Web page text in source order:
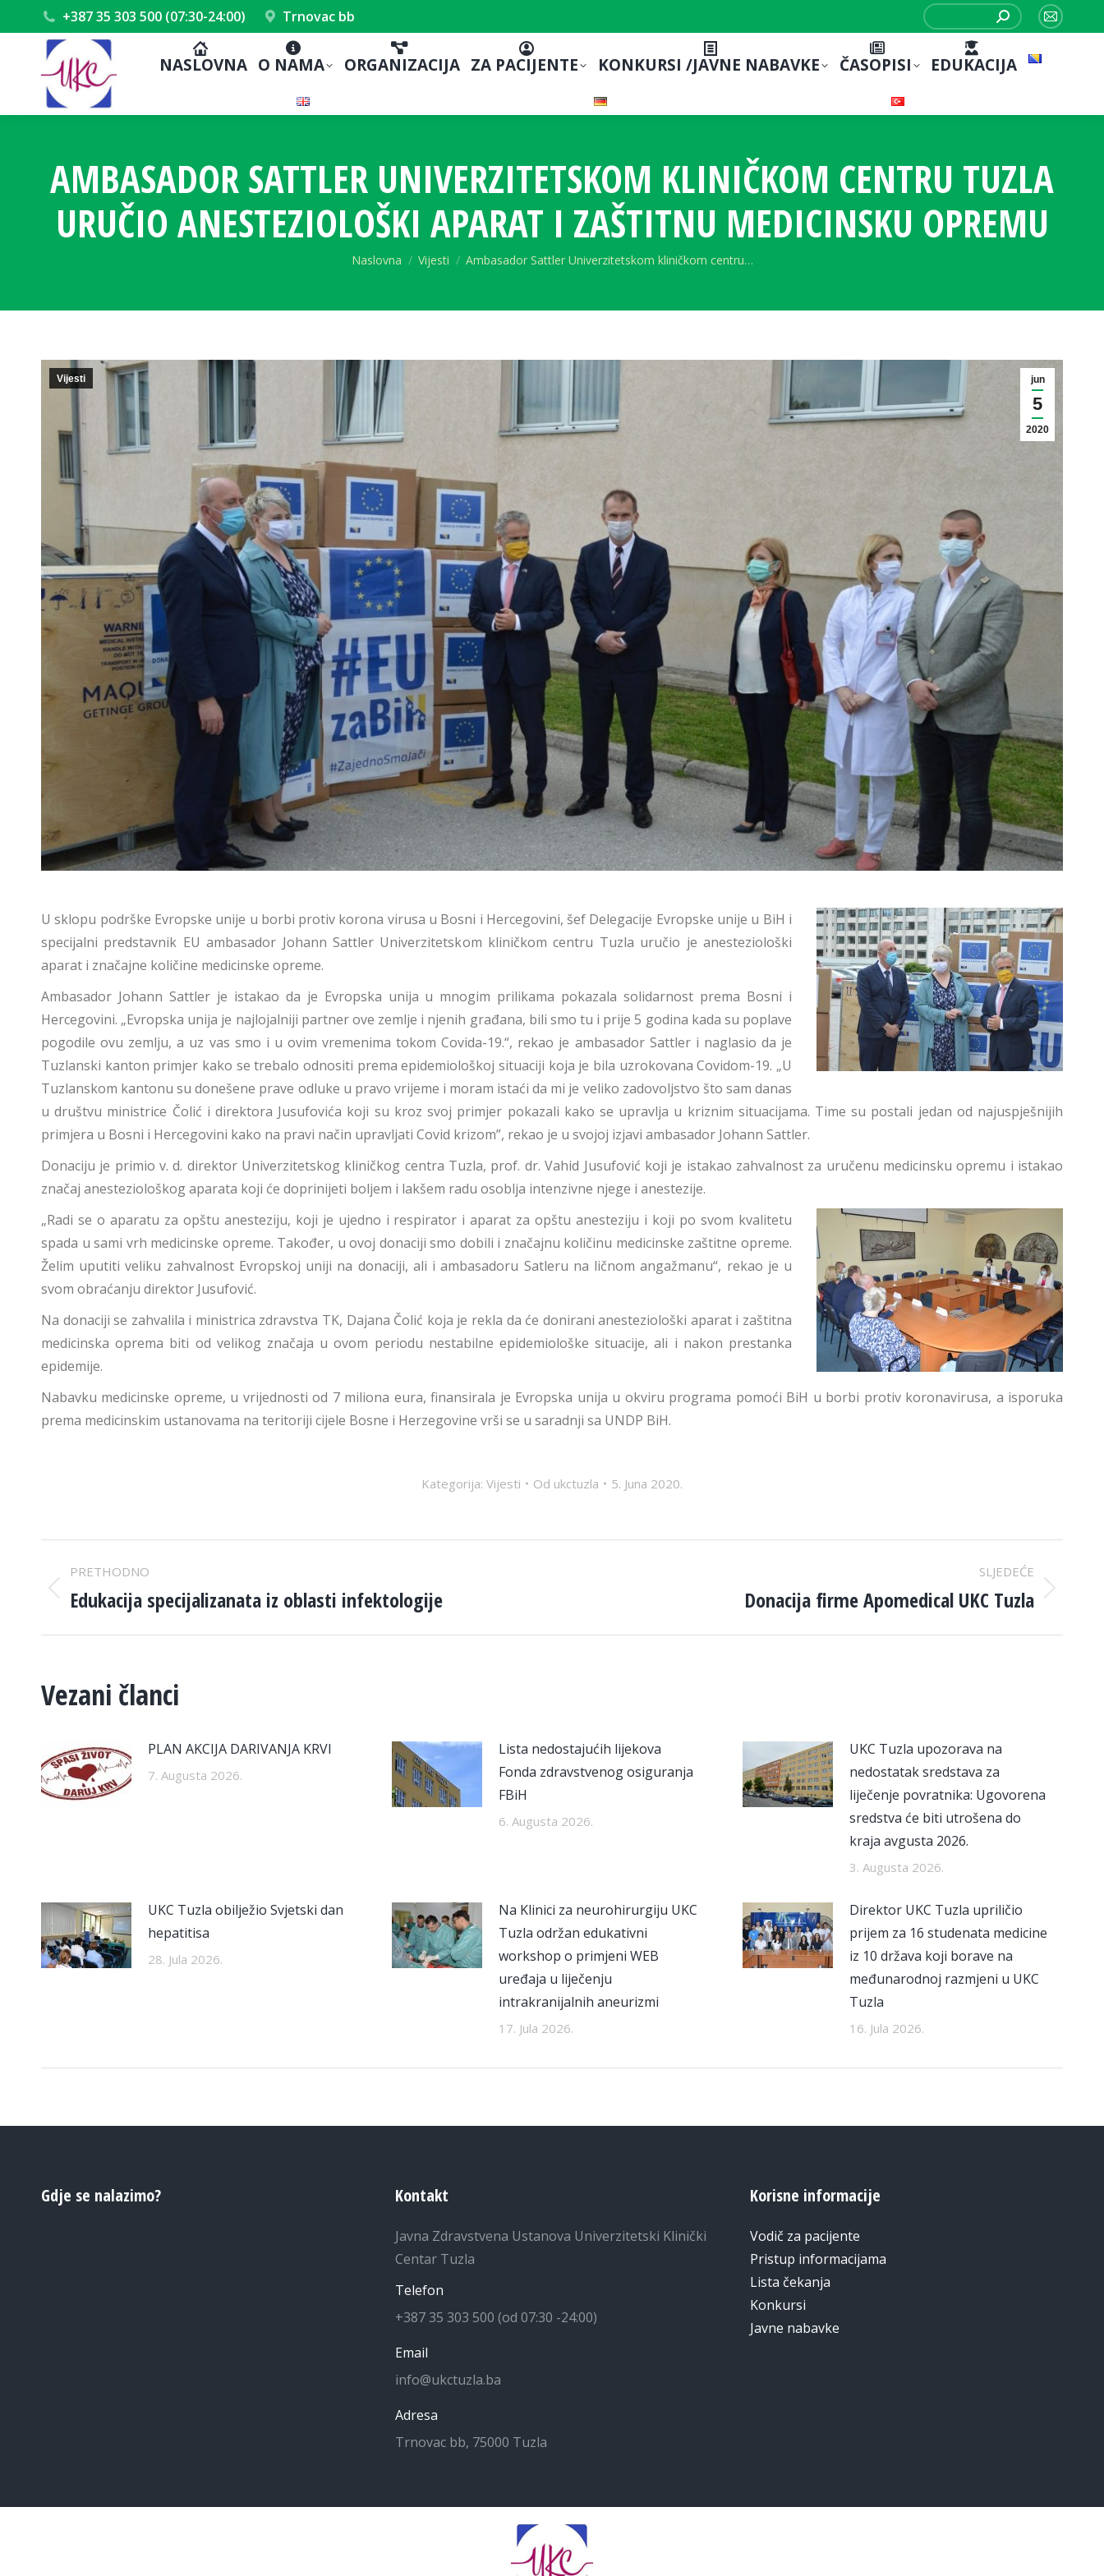
+387 35 303 500 (07:30-24:00) Trnovac bb
Search:
Mail
NASLOVNA O NAMA ORGANIZACIJA ZA PACIJENTE KONKURSI /JAVNE NABAVKE ČASOPISI EDUKACIJA
AMBASADOR SATTLER UNIVERZITETSKOM KLINIČKOM CENTRU TUZLA
URUČIO ANESTEZIOLOŠKI APARAT I ZAŠTITNU MEDICINSKU OPREMU
You are here:
Naslovna Vijesti Ambasador Sattler Univerzitetskom kliničkom centru…
jun
5
2020
Vijesti
U sklopu podrške Evropske unije u borbi protiv korona virusa u Bosni i Hercegovini, šef Delegacije Evropske unije u BiH i
specijalni predstavnik EU ambasador Johann Sattler Univerzitetskom kliničkom centru Tuzla uručio je anesteziološki
aparat i značajne količine medicinske opreme.
Ambasador Johann Sattler je istakao da je Evropska unija u mnogim prilikama pokazala solidarnost prema Bosni i
Hercegovini. „Evropska unija je najlojalniji partner ove zemlje i njenih građana, bili smo tu i prije 5 godina kada su poplave
pogodile ovu zemlju, a uz vas smo i u ovim vremenima tokom Covida-19.“, rekao je ambasador Sattler i naglasio da je
Tuzlanski kanton primjer kako se trebalo odnositi prema epidemiološkoj situaciji koja je bila uzrokovana Covidom-19. „U
Tuzlanskom kantonu su donešene prave odluke u pravo vrijeme i moram istaći da mi je veliko zadovoljstvo što sam danas
u društvu ministrice Čolić i direktora Jusufovića koji su kroz svoj primjer pokazali kako se upravlja u kriznim situacijama. Time su postali jedan od najuspješnijih
primjera u Bosni i Hercegovini kako na pravi način upravljati Covid krizom”, rekao je u svojoj izjavi ambasador Johann Sattler.
Donaciju je primio v. d. direktor Univerzitetskog kliničkog centra Tuzla, prof. dr. Vahid Jusufović koji je istakao zahvalnost za uručenu medicinsku opremu i istakao
značaj anesteziološkog aparata koji će doprinijeti boljem i lakšem radu osoblja intenzivne njege i anestezije.
„Radi se o aparatu za opštu anesteziju, koji je ujedno i respirator i aparat za opštu anesteziju i koji po svom kvalitetu
spada u sami vrh medicinske opreme. Također, u ovoj donaciji smo dobili i značajnu količinu medicinske zaštitne opreme.
Želim uputiti veliku zahvalnost Evropskoj uniji na donaciji, ali i ambasadoru Satleru na ličnom angažmanu“, rekao je u
svom obraćanju direktor Jusufović.
Na donaciji se zahvalila i ministrica zdravstva TK, Dajana Čolić koja je rekla da će donirani anesteziološki aparat i zaštitna
medicinska oprema biti od velikog značaja u ovom periodu nestabilne epidemiološke situacije, ali i nakon prestanka
epidemije.
Nabavku medicinske opreme, u vrijednosti od 7 miliona eura, finansirala je Evropska unija u okviru programa pomoći BiH u borbi protiv koronavirusa, a isporuka
prema medicinskim ustanovama na teritoriji cijele Bosne i Herzegovine vrši se u saradnji sa UNDP BiH.
Kategorija: Vijesti Od ukctuzla 5. Juna 2020.
POST
NAVIGATION
PRETHODNO
Previous
Edukacija specijalizanata iz oblasti infektologije
SLJEDEĆE
Donacija firme Apomedical UKC Tuzla
Vezani članci
PLAN AKCIJA DARIVANJA KRVI
7. Augusta 2026.
Lista nedostajućih lijekova
Fonda zdravstvenog osiguranja
FBiH
6. Augusta 2026.
UKC Tuzla upozorava na
nedostatak sredstava za
liječenje povratnika: Ugovorena
sredstva će biti utrošena do
kraja avgusta 2026.
3. Augusta 2026.
UKC Tuzla obilježio Svjetski dan
hepatitisa
28. Jula 2026.
Na Klinici za neurohirurgiju UKC
Tuzla održan edukativni
workshop o primjeni WEB
uređaja u liječenju
intrakranijalnih aneurizmi
17. Jula 2026.
Direktor UKC Tuzla upriličio
prijem za 16 studenata medicine
iz 10 država koji borave na
međunarodnoj razmjeni u UKC
Tuzla
16. Jula 2026.
Gdje se nalazimo? Kontakt
Javna Zdravstvena Ustanova Univerzitetski Klinički
Centar Tuzla
Telefon
+387 35 303 500 (od 07:30 -24:00)
Email
info@ukctuzla.ba
Adresa
Trnovac bb, 75000 Tuzla
Korisne informacije
Vodič za pacijente
Pristup informacijama
Lista čekanja
Konkursi
Javne nabavke